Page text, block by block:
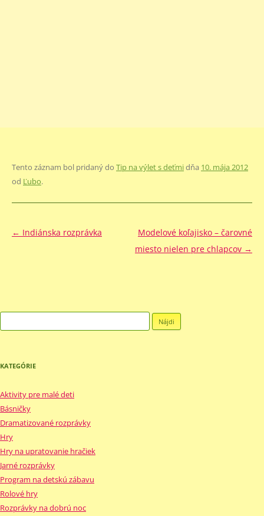
Tento záznam bol pridaný do Tip na výlet s deťmidňa 10. mája 2012
od Ľubo.
Navigácia
← Indiánska rozprávka
Modelové koľajisko – čarovné
miesto nielen pre chlapcov →
KATEGÓRIE
Aktivity pre malé deti
Básničky
Dramatizované rozprávky
Hry
Hry na upratovanie hračiek
Jarné rozprávky
Program na detskú zábavu
Rolové hry
Rozprávky na dobrú noc